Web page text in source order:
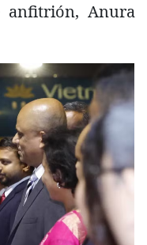
anfitrión, Anura